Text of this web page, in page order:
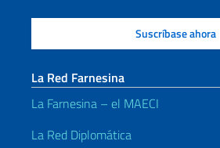
La Red Farnesina
La Farnesina – el MAECI
La Red Diplomática